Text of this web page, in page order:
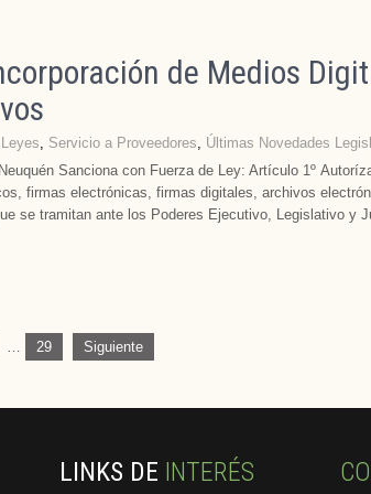
de Medios
Leyes, Servicio a Proveedores, Últimas Novedades
Sanciona con Fuerza de Ley: Artículo 1º
firmas electrónicas, firmas digitales, archivos
se tramitan ante los Poderes Ejecutivo, Legislativo y
… 29 Siguiente
LINKS DE INTERÉS